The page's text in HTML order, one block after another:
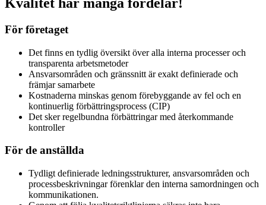
För företaget
Det finns en tydlig översikt över alla interna processer och
transparenta arbetsmetoder
Ansvarsområden och gränssnitt är exakt definierade och
främjar samarbete
Kostnaderna minskas genom förebyggande av fel och en
kontinuerlig förbättringsprocess (CIP)
Det sker regelbundna förbättringar med återkommande
kontroller
För de anställda
Tydligt definierade ledningsstrukturer, ansvarsområden och
processbeskrivningar förenklar den interna samordningen och
kommunikationen.